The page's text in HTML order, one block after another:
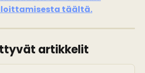
täältä.
artikkelit